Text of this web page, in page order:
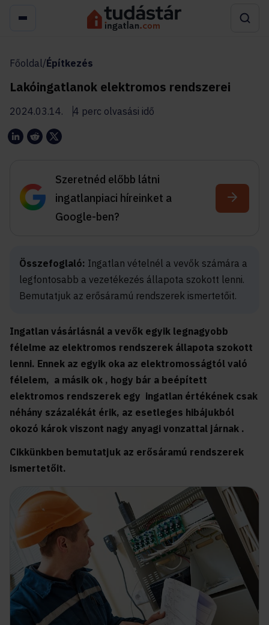
Főoldal/Építkezés
Lakóingatlanok elektromos rendszerei
2024.03.14. 4 perc olvasási idő
Szeretnéd előbb látni
ingatlanpiaci híreinket a
Google-ben?
Összefoglaló: Ingatlan vételnél a vevők számára a
legfontosabb a vezetékezés állapota szokott lenni.
Bemutatjuk az erősáramú rendszerek ismertetőit.
Ingatlan vásárlásnál a vevők egyik legnagyobb
félelme az elektromos rendszerek állapota szokott
lenni. Ennek az egyik oka az elektromosságtól való
félelem, a másik ok , hogy bár a beépített
elektromos rendszerek egy ingatlan értékének csak
néhány százalékát érik, az esetleges hibájukból
okozó károk viszont nagy anyagi vonzattal járnak .
Cikkünkben bemutatjuk az erősáramú rendszerek
ismertetőit.